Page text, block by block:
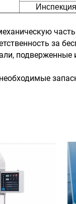
за
подверженные